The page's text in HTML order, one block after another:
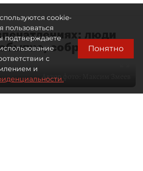
люди
собранное
Автор фото:
cookie-
подтверждаете
с
и
Понятно